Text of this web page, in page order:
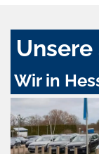
Wir in